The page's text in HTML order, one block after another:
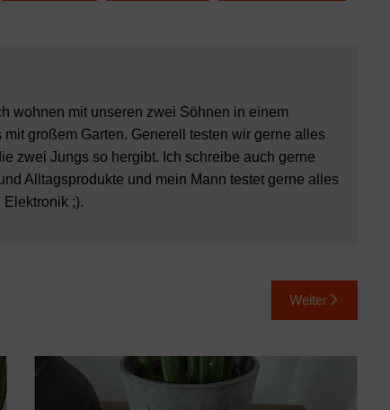
wohnen mit unseren zwei Söhnen in einem
großem Garten. Generell testen wir gerne alles
zwei Jungs so hergibt. Ich schreibe auch gerne
Alltagsprodukte und mein Mann testet gerne alles
Elektronik ;).
Weiter